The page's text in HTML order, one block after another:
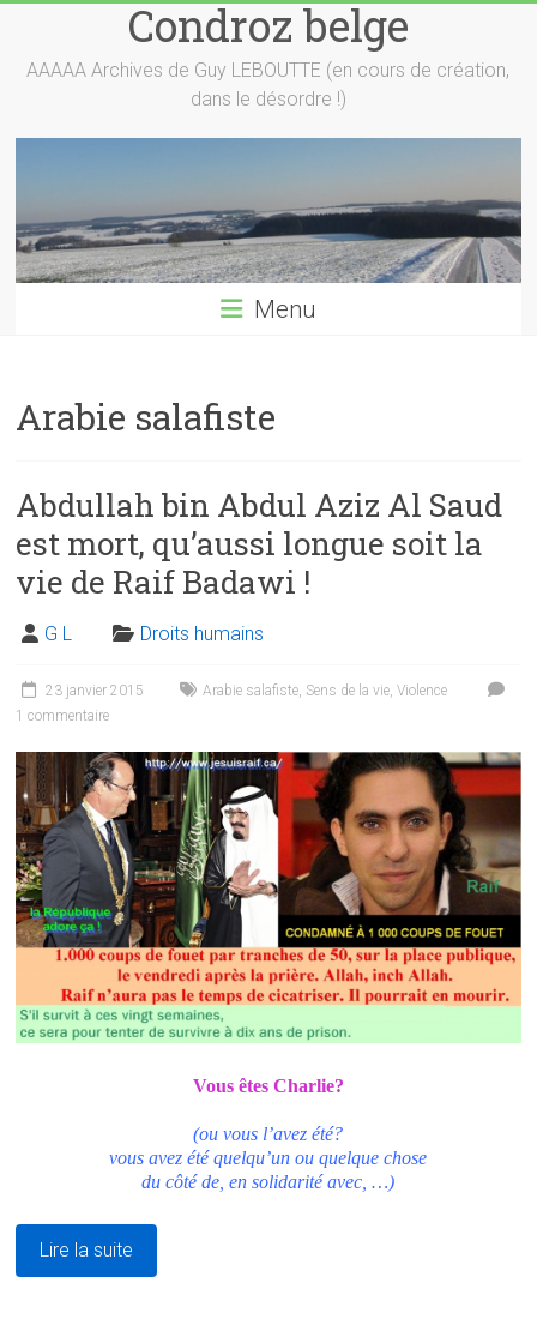
content
Condroz belge
AAAAA Archives de Guy LEBOUTTE (en cours de création,
dans le désordre !)
Menu
Arabie salafiste
Abdullah bin Abdul Aziz Al Saud
est mort, qu’aussi longue soit la
vie de Raif Badawi !
G L Droits humains
23 janvier 2015 Arabie salafiste, Sens de la vie,Violence
1 commentaire
Vous êtes Charlie?
(ou vous l’avez été?
vous avez été quelqu’un ou quelque chose
du côté de, en solidarité avec, …)
Lire la suite